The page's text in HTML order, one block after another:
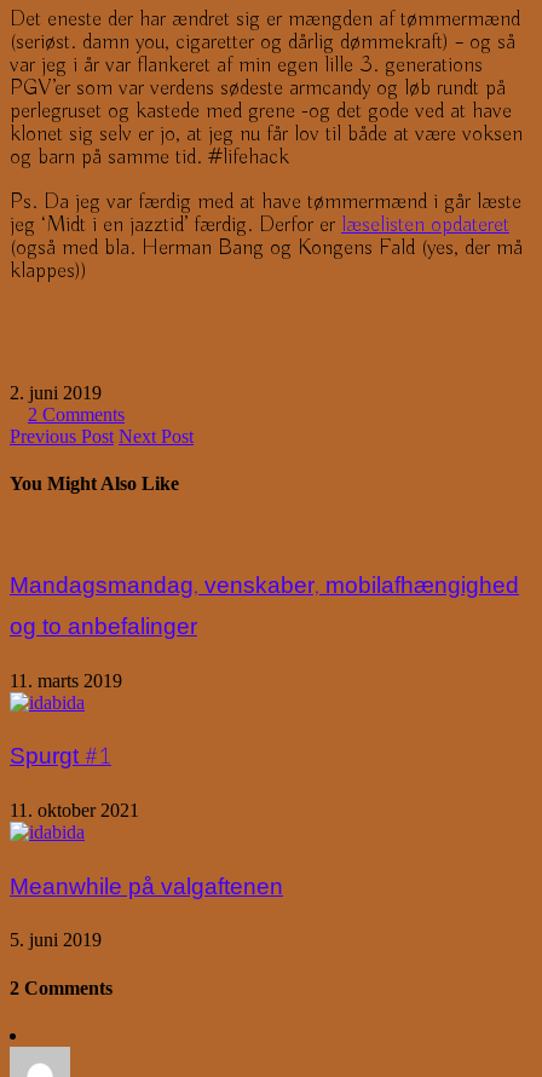
Det eneste der har ændret sig er mængden af tømmermænd
(seriøst. damn you, cigaretter og dårlig dømmekraft) – og så
var jeg i år var flankeret af min egen lille 3. generations
PGV’er som var verdens sødeste armcandy og løb rundt på
perlegruset og kastede med grene -og det gode ved at have
klonet sig selv er jo, at jeg nu får lov til både at være voksen
og barn på samme tid. #lifehack
Ps. Da jeg var færdig med at have tømmermænd i går læste
jeg ‘Midt i en jazztid’ færdig. Derfor er læselisten opdateret
(også med bla. Herman Bang og Kongens Fald (yes, der må
klappes))
2. juni 2019
2 Comments
Previous Post Next Post
You Might Also Like
Mandagsmandag, venskaber, mobilafhængighed
og to anbefalinger
11. marts 2019
Spurgt #1
11. oktober 2021
Meanwhile på valgaftenen
5. juni 2019
2 Comments